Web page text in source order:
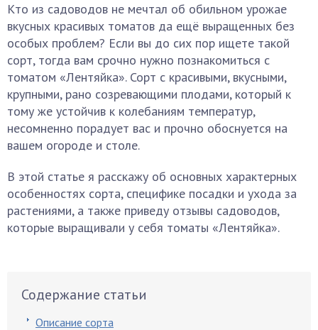
Кто из садоводов не мечтал об обильном урожае
вкусных красивых томатов да ещё выращенных без
особых проблем? Если вы до сих пор ищете такой
сорт, тогда вам срочно нужно познакомиться с
томатом «Лентяйка». Сорт с красивыми, вкусными,
крупными, рано созревающими плодами, который к
тому же устойчив к колебаниям температур,
несомненно порадует вас и прочно обоснуется на
вашем огороде и столе.
В этой статье я расскажу об основных характерных
особенностях сорта, специфике посадки и ухода за
растениями, а также приведу отзывы садоводов,
которые выращивали у себя томаты «Лентяйка».
Содержание статьи
Описание сорта